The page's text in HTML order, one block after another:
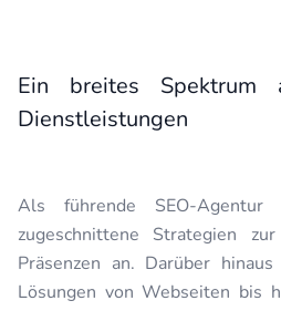
Ein breites Spektrum
Dienstleistungen
Als führende SEO-
zugeschnittene Strategien
Präsenzen an. Darüber
Lösungen von Webseiten bis